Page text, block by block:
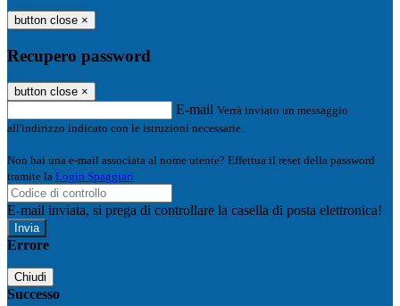
button close ×
Recupero password
button close ×
E-mail Verrà inviato un messaggio
all'indirizzo indicato con le istruzioni necessarie.
Non hai una e-mail associata al nome utente? Effettua il reset della password
tramite la Login Spaggiari
E-mail inviata, si prega di controllare la casella di posta elettronica!
Errore
Chiudi
Successo